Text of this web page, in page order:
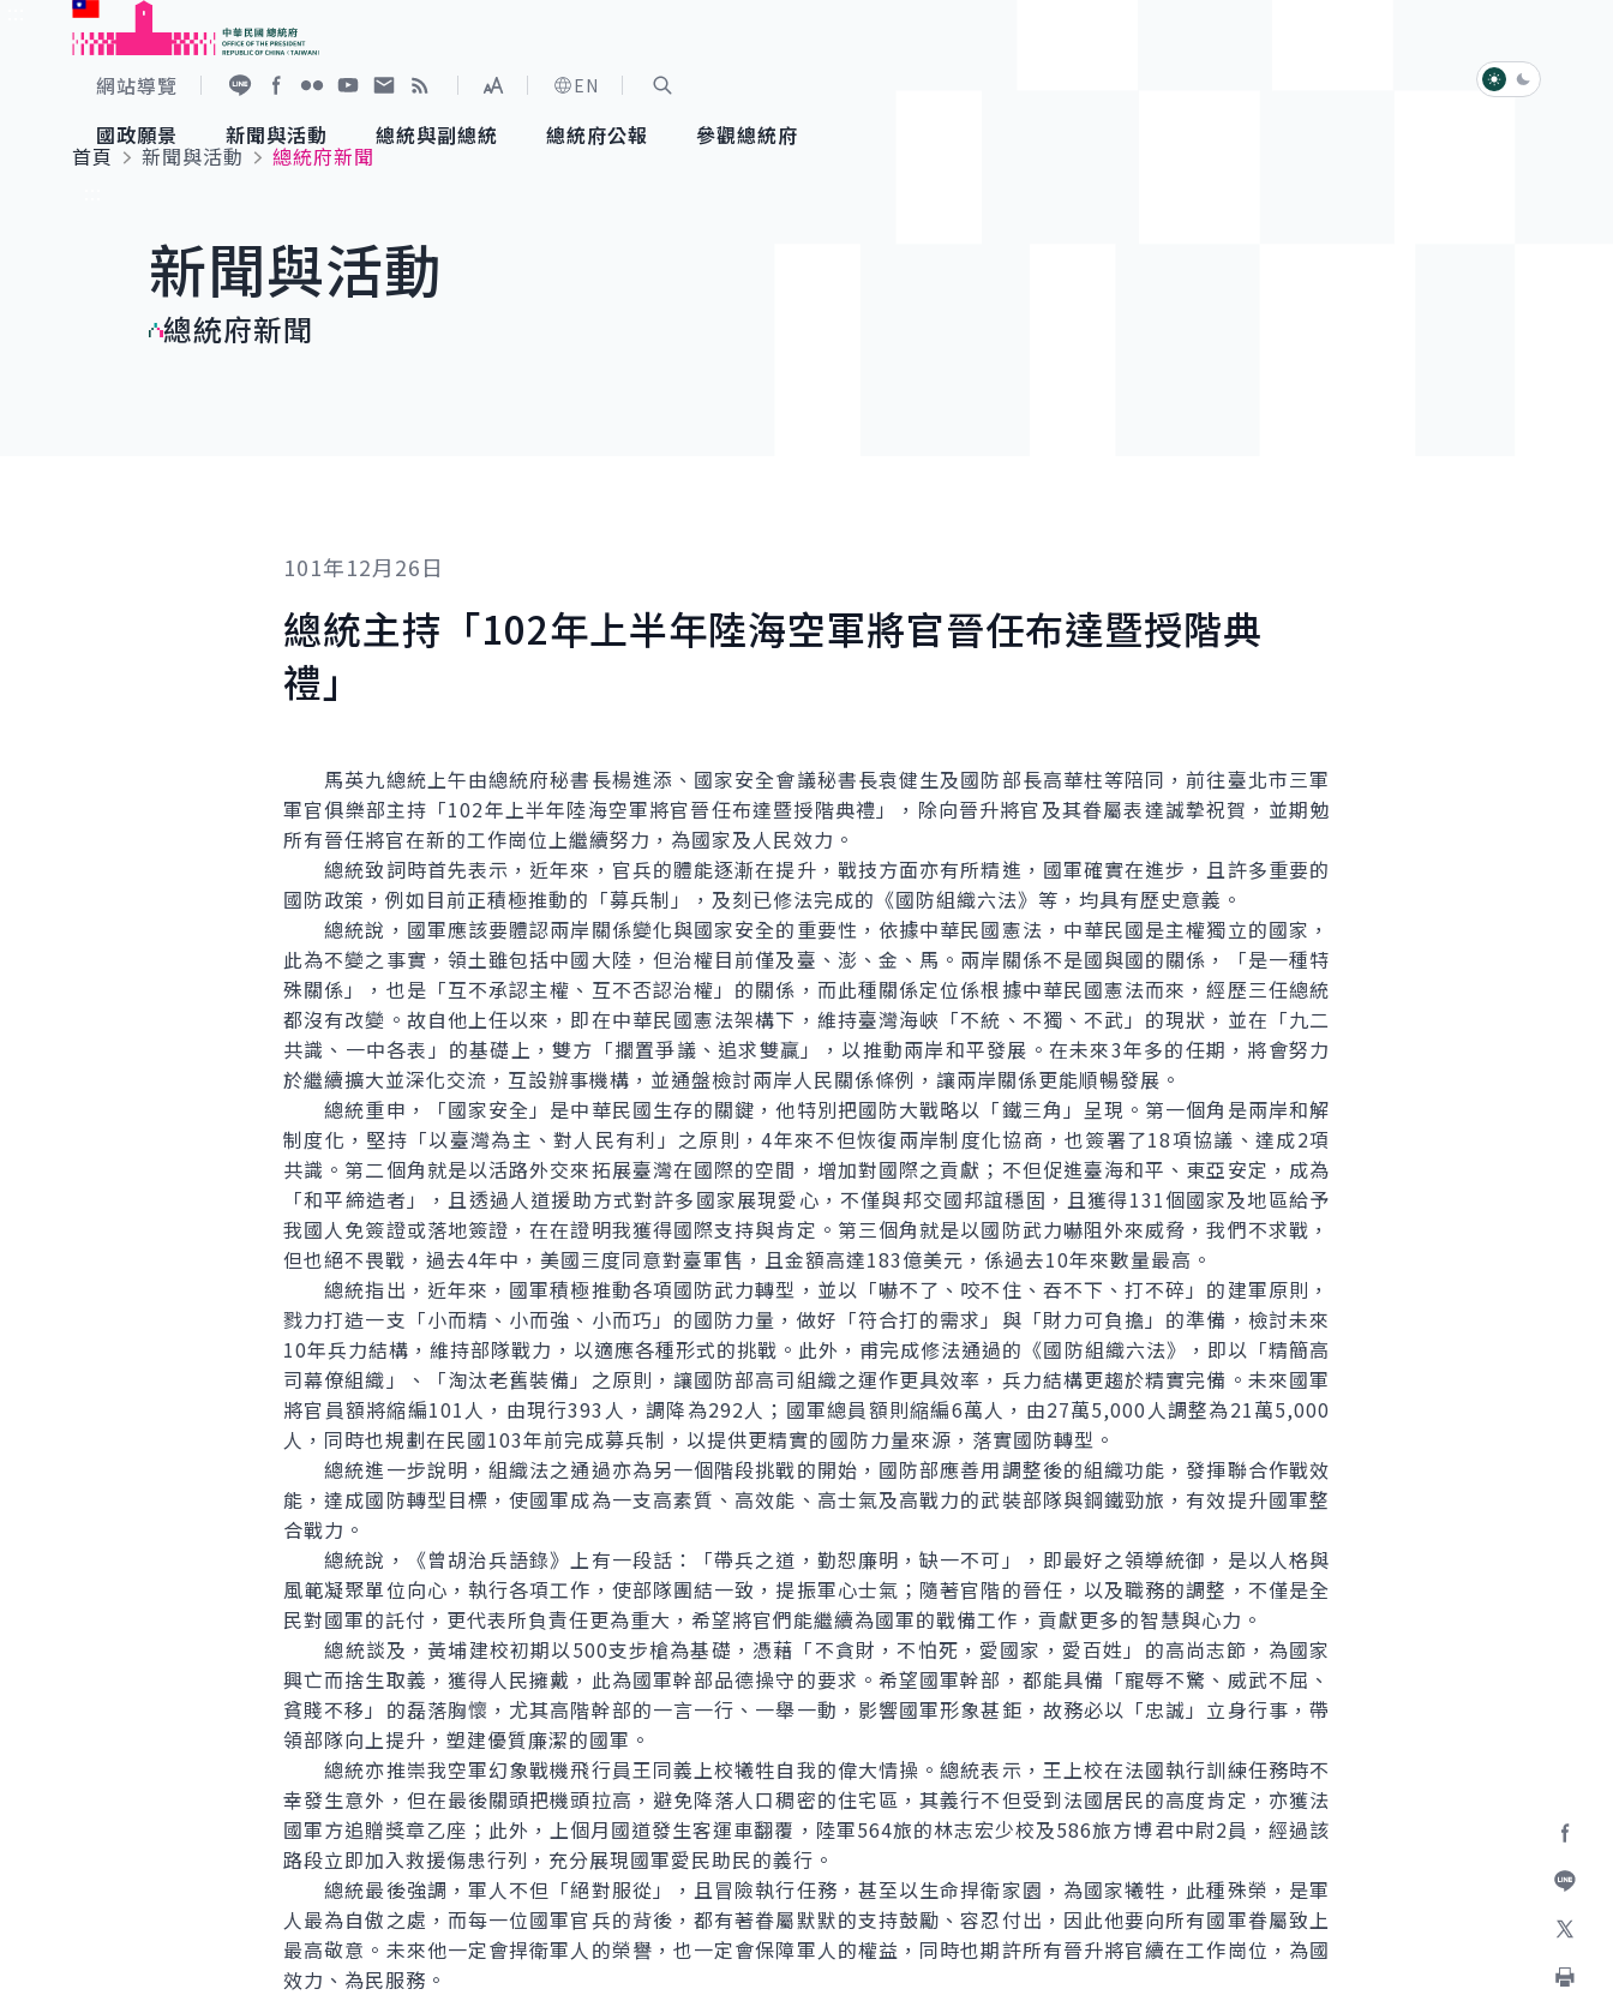
跳到主要內容
網站導覽
展開字級選單
EN
國政願景
國家氣候變遷對策委員會
重要談話
新聞與活動
總統府新聞
影音頻道
總統與副總統
賴清德總統
總統府公報 參觀總統府
參觀資訊
淺色模式
深色模式
首頁
新聞與活動
總統府新聞
新聞與活動
總統府新聞
加入好
101年12月26日
總統主持「102年上半年陸海空軍將官晉任布達暨授階典
禮」
馬英九總統上午由總統府秘書長楊進添、國家安全會議秘書長袁健生及國防部長高華柱等陪同，前往臺北市三軍
軍官俱樂部主持「102年上半年陸海空軍將官晉任布達暨授階典禮」，除向晉升將官及其眷屬表達誠摯祝賀，並期勉
所有晉任將官在新的工作崗位上繼續努力，為國家及人民效力。
總統致詞時首先表示，近年來，官兵的體能逐漸在提升，戰技方面亦有所精進，國軍確實在進步，且許多重要的
國防政策，例如目前正積極推動的「募兵制」，及刻已修法完成的《國防組織六法》等，均具有歷史意義。
總統說，國軍應該要體認兩岸關係變化與國家安全的重要性，依據中華民國憲法，中華民國是主權獨立的國家，
此為不變之事實，領土雖包括中國大陸，但治權目前僅及臺、澎、金、馬。兩岸關係不是國與國的關係，「是一種特
殊關係」，也是「互不承認主權、互不否認治權」的關係，而此種關係定位係根據中華民國憲法而來，經歷三任總統
都沒有改變。故自他上任以來，即在中華民國憲法架構下，維持臺灣海峽「不統、不獨、不武」的現狀，並在「九二
共識、一中各表」的基礎上，雙方「擱置爭議、追求雙贏」，以推動兩岸和平發展。在未來3年多的任期，將會努力
於繼續擴大並深化交流，互設辦事機構，並通盤檢討兩岸人民關係條例，讓兩岸關係更能順暢發展。
總統重申，「國家安全」是中華民國生存的關鍵，他特別把國防大戰略以「鐵三角」呈現。第一個角是兩岸和解
制度化，堅持「以臺灣為主、對人民有利」之原則，4年來不但恢復兩岸制度化協商，也簽署了18項協議、達成2項
共識。第二個角就是以活路外交來拓展臺灣在國際的空間，增加對國際之貢獻；不但促進臺海和平、東亞安定，成為
「和平締造者」，且透過人道援助方式對許多國家展現愛心，不僅與邦交國邦誼穩固，且獲得131個國家及地區給予
我國人免簽證或落地簽證，在在證明我獲得國際支持與肯定。第三個角就是以國防武力嚇阻外來威脅，我們不求戰，
但也絕不畏戰，過去4年中，美國三度同意對臺軍售，且金額高達183億美元，係過去10年來數量最高。
總統指出，近年來，國軍積極推動各項國防武力轉型，並以「嚇不了、咬不住、吞不下、打不碎」的建軍原則，
戮力打造一支「小而精、小而強、小而巧」的國防力量，做好「符合打的需求」與「財力可負擔」的準備，檢討未來
10年兵力結構，維持部隊戰力，以適應各種形式的挑戰。此外，甫完成修法通過的《國防組織六法》，即以「精簡高
司幕僚組織」、「淘汰老舊裝備」之原則，讓國防部高司組織之運作更具效率，兵力結構更趨於精實完備。未來國軍
將官員額將縮編101人，由現行393人，調降為292人；國軍總員額則縮編6萬人，由27萬5,000人調整為21萬5,000
人，同時也規劃在民國103年前完成募兵制，以提供更精實的國防力量來源，落實國防轉型。
總統進一步說明，組織法之通過亦為另一個階段挑戰的開始，國防部應善用調整後的組織功能，發揮聯合作戰效
能，達成國防轉型目標，使國軍成為一支高素質、高效能、高士氣及高戰力的武裝部隊與鋼鐵勁旅，有效提升國軍整
合戰力。
總統說，《曾胡治兵語錄》上有一段話：「帶兵之道，勤恕廉明，缺一不可」，即最好之領導統御，是以人格與
風範凝聚單位向心，執行各項工作，使部隊團結一致，提振軍心士氣；隨著官階的晉任，以及職務的調整，不僅是全
民對國軍的託付，更代表所負責任更為重大，希望將官們能繼續為國軍的戰備工作，貢獻更多的智慧與心力。
總統談及，黃埔建校初期以500支步槍為基礎，憑藉「不貪財，不怕死，愛國家，愛百姓」的高尚志節，為國家
興亡而捨生取義，獲得人民擁戴，此為國軍幹部品德操守的要求。希望國軍幹部，都能具備「寵辱不驚、威武不屈、
貧賤不移」的磊落胸懷，尤其高階幹部的一言一行、一舉一動，影響國軍形象甚鉅，故務必以「忠誠」立身行事，帶
領部隊向上提升，塑建優質廉潔的國軍。
總統亦推崇我空軍幻象戰機飛行員王同義上校犧牲自我的偉大情操。總統表示，王上校在法國執行訓練任務時不
幸發生意外，但在最後關頭把機頭拉高，避免降落人口稠密的住宅區，其義行不但受到法國居民的高度肯定，亦獲法
國軍方追贈獎章乙座；此外，上個月國道發生客運車翻覆，陸軍564旅的林志宏少校及586旅方博君中尉2員，經過該
路段立即加入救援傷患行列，充分展現國軍愛民助民的義行。
總統最後強調，軍人不但「絕對服從」，且冒險執行任務，甚至以生命捍衛家園，為國家犧牲，此種殊榮，是軍
人最為自傲之處，而每一位國軍官兵的背後，都有著眷屬默默的支持鼓勵、容忍付出，因此他要向所有國軍眷屬致上
最高敬意。未來他一定會捍衛軍人的榮譽，也一定會保障軍人的權益，同時也期許所有晉升將官續在工作崗位，為國
效力、為民服務。